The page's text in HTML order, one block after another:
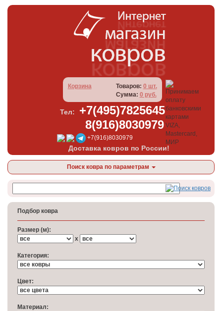
Корзина Товаров: 0 шт.
Сумма: 0 руб.
Тел:
+7(495)7825645
8(916)8030979
+7(916)8030979
Доставка ковров по России!
Поиск ковра по параметрам
Подбор ковра
Размер (м):
x
Категория:
Цвет:
Материал: